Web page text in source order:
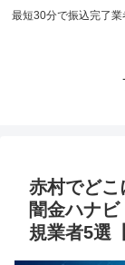
最短30分で振込完了
赤村でどこ
闇金ハナ
規業者5選